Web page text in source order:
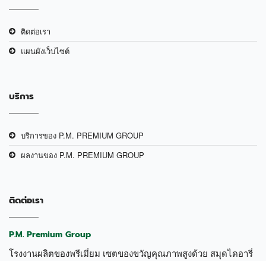
ติดต่อเรา
แผนผังเว็บไซต์
บริการ
บริการของ P.M. PREMIUM GROUP
ผลงานของ P.M. PREMIUM GROUP
ติดต่อเรา
P.M. Premium Group
โรงงานผลิตของพรีเมี่ยม เซตของขวัญคุณภาพสูงด้วย สมุดไดอารี่